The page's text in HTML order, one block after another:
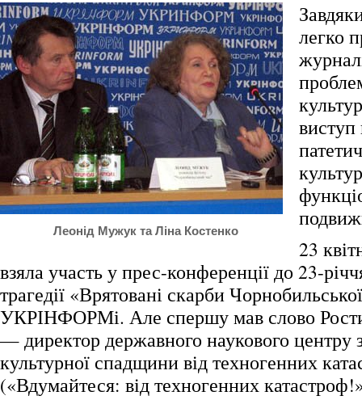
Леонід Мужук та Ліна Костенко
легко
23
взяла участь у прес-конференції до 23-
трагедії «Врятовані скарби
УКРІНФОРМі. Але спершу мав слово
— директор державного наукового центру
культурної спадщини від техногенних
(«Вдумайтеся: від техногенних